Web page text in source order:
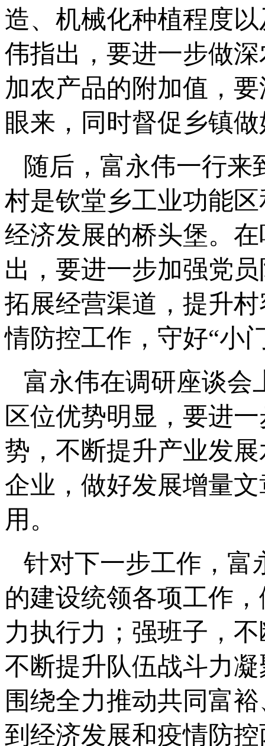
造、机械化种植程度
伟指出，要进一步做
加农产品的附加值，
眼来，同时督促乡镇
随后，富永伟一行
村是钦堂乡工业功能
经济发展的桥头堡。
出，要进一步加强党
拓展经营渠道，提升
情防控工作，守好“小
富永伟在调研座谈会
区位优势明显，要进
势，不断提升产业发
企业，做好发展增量
用。
针对下一步工作，富
的建设统领各项工作
力执行力；强班子，
不断提升队伍战斗力
围绕全力推动共同富
到经济发展和疫情防